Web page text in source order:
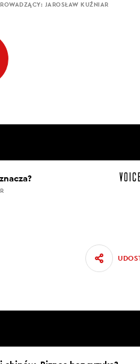
JAROSŁAW KUŹNIAR